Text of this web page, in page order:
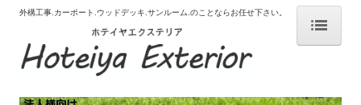
# ホーム
# 選ばれる理由
外構工事.カーポート.ウッドデッキ.サンルーム.のことならお任せ下さい。